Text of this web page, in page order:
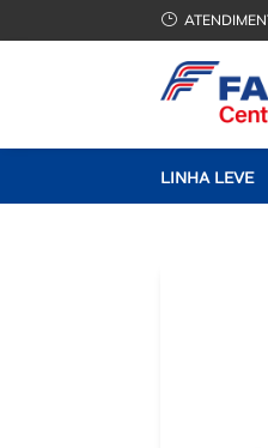
}
LINHA LEVE